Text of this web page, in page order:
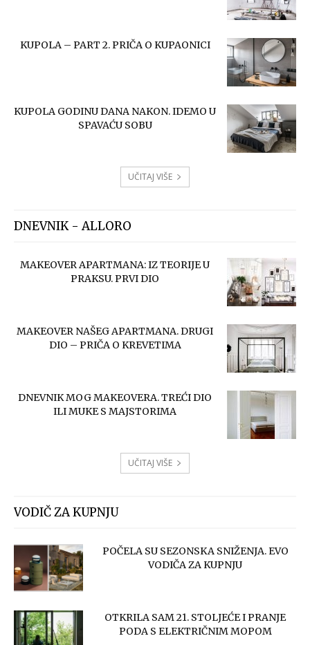
KUPOLA – PART 2. PRIČA O KUPAONICI
KUPOLA GODINU DANA NAKON. IDEMO U
SPAVAĆU SOBU
UČITAJ VIŠE
DNEVNIK - ALLORO
MAKEOVER APARTMANA: IZ TEORIJE U
PRAKSU. PRVI DIO
MAKEOVER NAŠEG APARTMANA. DRUGI
DIO – PRIČA O KREVETIMA
DNEVNIK MOG MAKEOVERA. TREĆI DIO
ILI MUKE S MAJSTORIMA
UČITAJ VIŠE
VODIČ ZA KUPNJU
POČELA SU SEZONSKA SNIŽENJA. EVO
VODIČA ZA KUPNJU
OTKRILA SAM 21. STOLJEĆE I PRANJE
PODA S ELEKTRIČNIM MOPOM